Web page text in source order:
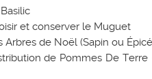
et conserver le Muguet
Arbres de Noël (Sapin ou
de Pommes De